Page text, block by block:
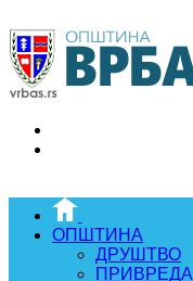
ОПШТИНА
ДРУШТВО
ПРИВРЕДА